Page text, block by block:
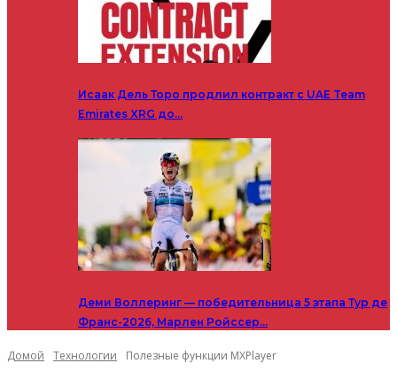
Исаак Дель Торо продлил контракт с UAE Team
Emirates XRG до…
Деми Воллеринг — победительница 5 этапа Тур де
Франс-2026, Марлен Ройссер…
Домой Технологии Полезные функции MXPlayer